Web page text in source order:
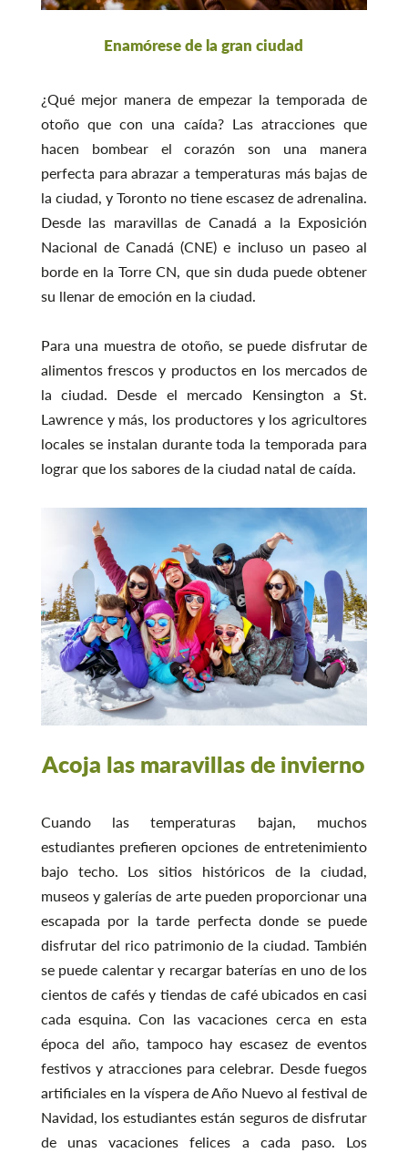
Enamórese de la gran ciudad
¿Qué mejor manera de empezar la temporada de
otoño que con una caída? Las atracciones que
hacen bombear el corazón son una manera
perfecta para abrazar a temperaturas más bajas de
la ciudad, y Toronto no tiene escasez de adrenalina.
Desde las maravillas de Canadá a la Exposición
Nacional de Canadá (CNE) e incluso un paseo al
borde en la Torre CN, que sin duda puede obtener
su llenar de emoción en la ciudad.
Para una muestra de otoño, se puede disfrutar de
alimentos frescos y productos en los mercados de
la ciudad. Desde el mercado Kensington a St.
Lawrence y más, los productores y los agricultores
locales se instalan durante toda la temporada para
lograr que los sabores de la ciudad natal de caída.
Acoja las maravillas de invierno
Cuando las temperaturas bajan, muchos
estudiantes prefieren opciones de entretenimiento
bajo techo. Los sitios históricos de la ciudad,
museos y galerías de arte pueden proporcionar una
escapada por la tarde perfecta donde se puede
disfrutar del rico patrimonio de la ciudad. También
se puede calentar y recargar baterías en uno de los
cientos de cafés y tiendas de café ubicados en casi
cada esquina. Con las vacaciones cerca en esta
época del año, tampoco hay escasez de eventos
festivos y atracciones para celebrar. Desde fuegos
artificiales en la víspera de Año Nuevo al festival de
Navidad, los estudiantes están seguros de disfrutar
de unas vacaciones felices a cada paso. Los